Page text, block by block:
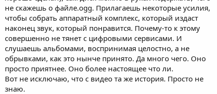
не скажешь о файле.ogg. Прилагаешь некоторые усилия,
чтобы собрать аппаратный комплекс, который издаст
наконец звук, который понравится. Почему-то к этому
совершенно не тянет с цифровыми сервисами. И
слушаешь альбомами, воспринимая целостно, а не
обрывками, как это нынче принято. Да много чего. Оно
просто приятнее. Оно более настоящее что ли.
Вот не исключаю, что с видео та же история. Просто не
знаю.